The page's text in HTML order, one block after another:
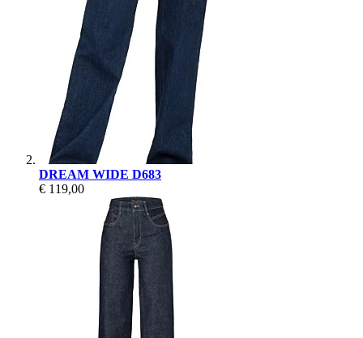
DREAM WIDE D683
€ 119,00